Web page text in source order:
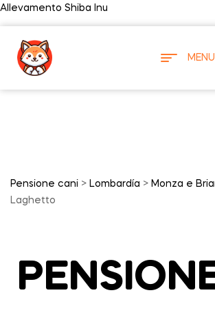
Allevamento Shiba Inu
MENU
Pensione cani > Lombardía > Monza e
Laghetto